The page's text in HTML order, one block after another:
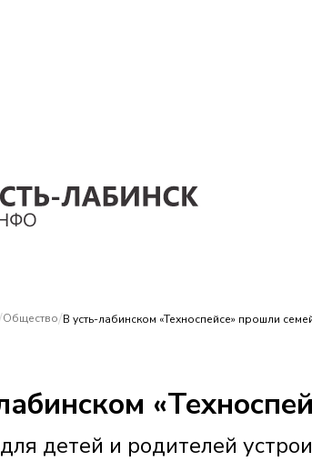
Общество/В усть-лабинском «Техноспейсе» прошли
детей и родителей